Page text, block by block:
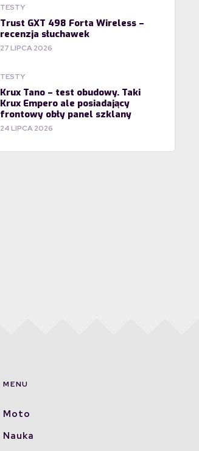
TESTY
Trust GXT 498 Forta Wireless –
recenzja słuchawek
27 LIPCA 2026
TESTY
Krux Tano – test obudowy. Taki
Krux Empero ale posiadający
frontowy obły panel szklany
24 LIPCA 2026
MENU
Moto
Nauka